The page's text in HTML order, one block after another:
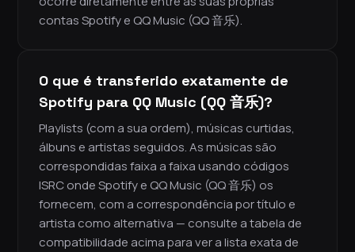
contas Spotify e QQ Music (QQ 音乐).
O que é transferido exatamente de
Spotify para QQ Music (QQ 音乐)?
Playlists (com a sua ordem), músicas curtidas,
álbuns e artistas seguidos. As músicas são
correspondidas faixa a faixa usando códigos
ISRC onde Spotify e QQ Music (QQ 音乐) os
fornecem, com a correspondência por título e
artista como alternativa — consulte a tabela de
compatibilidade acima para ver a lista exata de